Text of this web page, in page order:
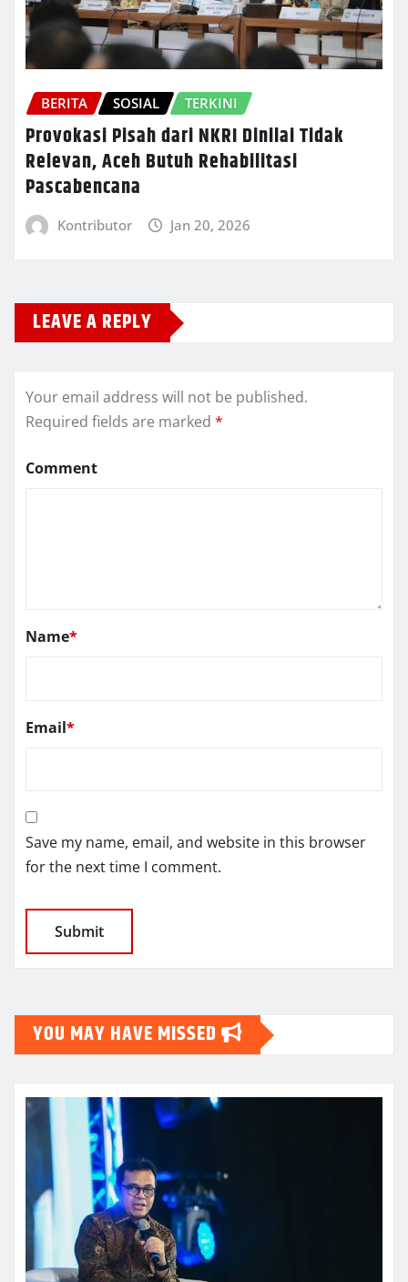
BERITA SOSIAL TERKINI
Provokasi Pisah dari NKRI Dinilai Tidak
Relevan, Aceh Butuh Rehabilitasi
Pascabencana
Kontributor Jan 20, 2026
LEAVE A REPLY
Your email address will not be published.
Required fields are marked *
Comment
Name*
Email*
Save my name, email, and website in this browser
for the next time I comment.
YOU MAY HAVE MISSED